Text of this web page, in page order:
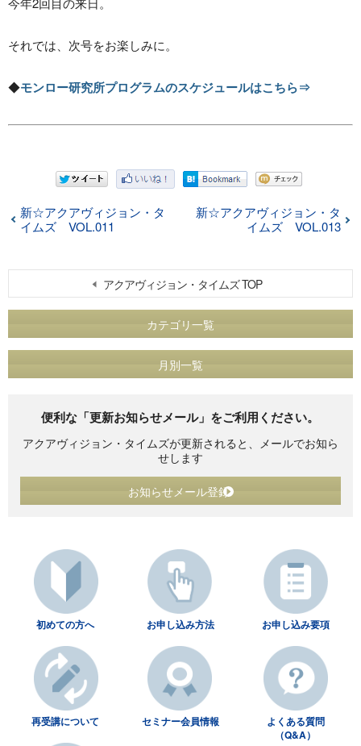
アクアヴィジョン・タイムズ TOP
カテゴリ一覧
月別一覧
便利な「更新お知らせメール」をご利用ください。
アクアヴィジョン・タイムズが更新されると、メールでお知ら
せします
お知らせメール登録
それでは、次号をお楽しみに。
◆モンロー研究所プログラムのスケジュールはこちら⇒
新☆アクアヴィジョン・タ
イムズ VOL.011
新☆アクアヴィジョン・タ
イムズ VOL.013
初めての方へ お申し込み方法 お申し込み要項
再受講について セミナー会員情報
よくある質問
（Q&A）